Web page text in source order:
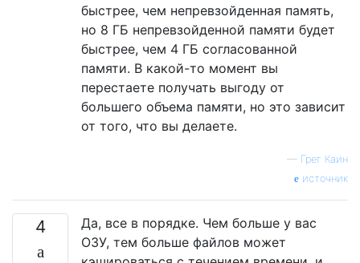
быстрее, чем непревзойденная память,
но 8 ГБ непревзойденной памяти будет
быстрее, чем 4 ГБ согласованной
памяти. В какой-то момент вы
перестаете получать выгоду от
большего объема памяти, но это зависит
от того, что вы делаете.
— Грег Каин
источник
4
Да, все в порядке. Чем больше у вас
ОЗУ, тем больше файлов может